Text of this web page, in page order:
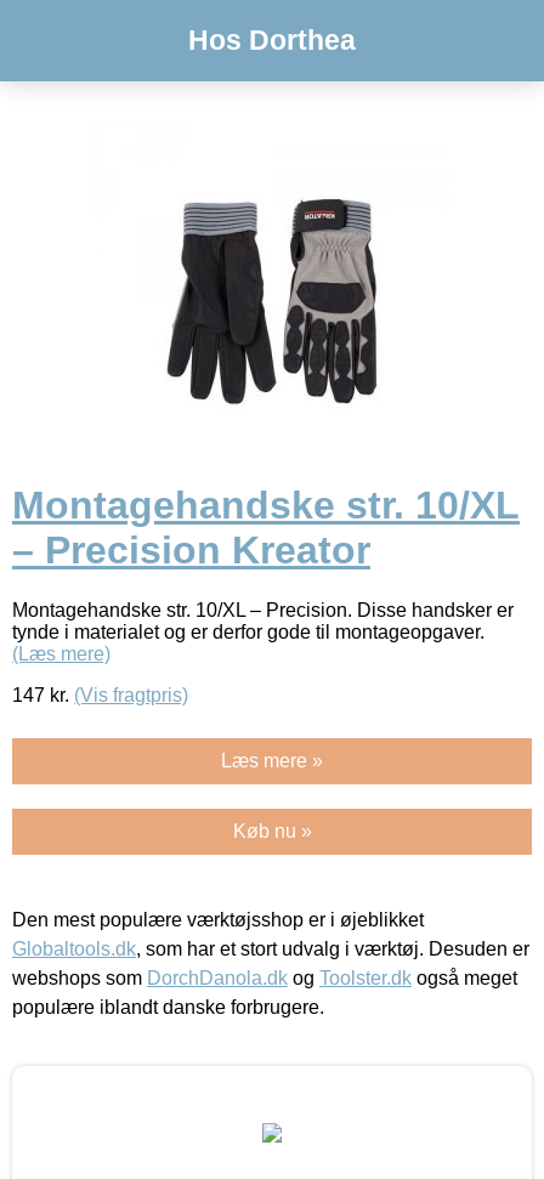
Hos Dorthea
Montagehandske str. 10/XL
– Precision Kreator
Montagehandske str. 10/XL – Precision. Disse handsker er
tynde i materialet og er derfor gode til montageopgaver.
(Læs mere)
147 kr. (Vis fragtpris)
Læs mere »
Køb nu »
Den mest populære værktøjsshop er i øjeblikket
Globaltools.dk, som har et stort udvalg i værktøj. Desuden er
webshops som DorchDanola.dk og Toolster.dk også meget
populære iblandt danske forbrugere.